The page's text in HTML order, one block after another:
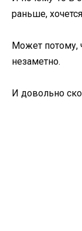
раньше,
Может потому,
незаметно.
И довольно